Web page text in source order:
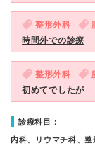
整形外科
時間外での診療
整形外科
初めてでしたが
診療科目：
内科、リウマチ科、